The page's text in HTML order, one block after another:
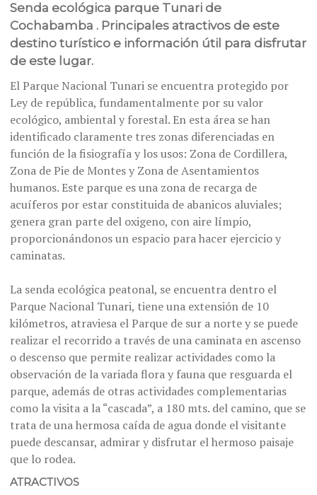
Senda ecológica parque Tunari de
Cochabamba . Principales atractivos de este
destino turístico e información útil para disfrutar
de este lugar.
El Parque Nacional Tunari se encuentra protegido por
Ley de república, fundamentalmente por su valor
ecológico, ambiental y forestal. En esta área se han
identificado claramente tres zonas diferenciadas en
función de la fisiografía y los usos: Zona de Cordillera,
Zona de Pie de Montes y Zona de Asentamientos
humanos. Este parque es una zona de recarga de
acuíferos por estar constituida de abanicos aluviales;
genera gran parte del oxigeno, con aire límpio,
proporcionándonos un espacio para hacer ejercicio y
caminatas.
La senda ecológica peatonal, se encuentra dentro el
Parque Nacional Tunari, tiene una extensión de 10
kilómetros, atraviesa el Parque de sur a norte y se puede
realizar el recorrido a través de una caminata en ascenso
o descenso que permite realizar actividades como la
observación de la variada flora y fauna que resguarda el
parque, además de otras actividades complementarias
como la visita a la “cascada”, a 180 mts. del camino, que se
trata de una hermosa caída de agua donde el visitante
puede descansar, admirar y disfrutar el hermoso paisaje
que lo rodea.
ATRACTIVOS